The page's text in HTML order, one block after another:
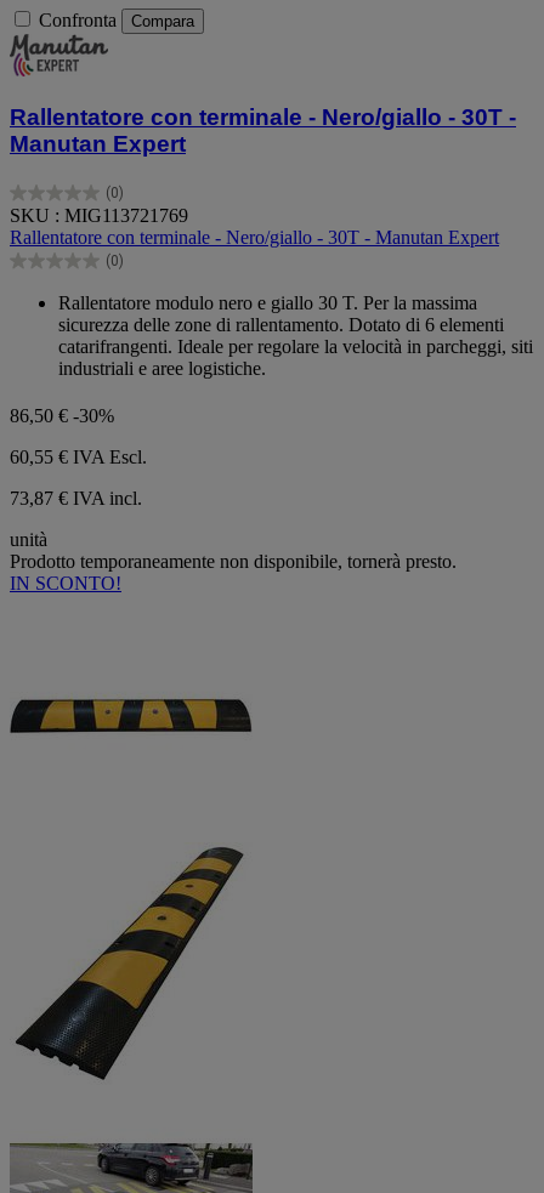
Confronta Compara
Rallentatore con terminale - Nero/giallo - 30T -
Manutan Expert
(0)
0.0
su
5
stelle.
SKU : MIG113721769
Rallentatore con terminale - Nero/giallo - 30T - Manutan Expert
(0)
0.0
Rallentatore modulo nero e giallo 30 T. Per la massima
sicurezza delle zone di rallentamento. Dotato di 6 elementi
catarifrangenti. Ideale per regolare la velocità in parcheggi, siti
industriali e aree logistiche.
86,50 € -30%
60,55 € IVA Escl.
73,87 € IVA incl.
unità
Prodotto temporaneamente non disponibile, tornerà presto.
IN SCONTO!